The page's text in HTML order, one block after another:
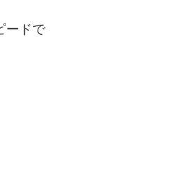
ードで